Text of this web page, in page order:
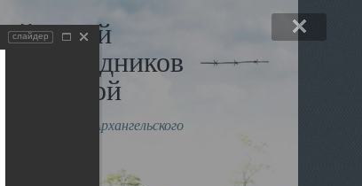
музей
исповедников
Архангельского
Даниила
слайдер